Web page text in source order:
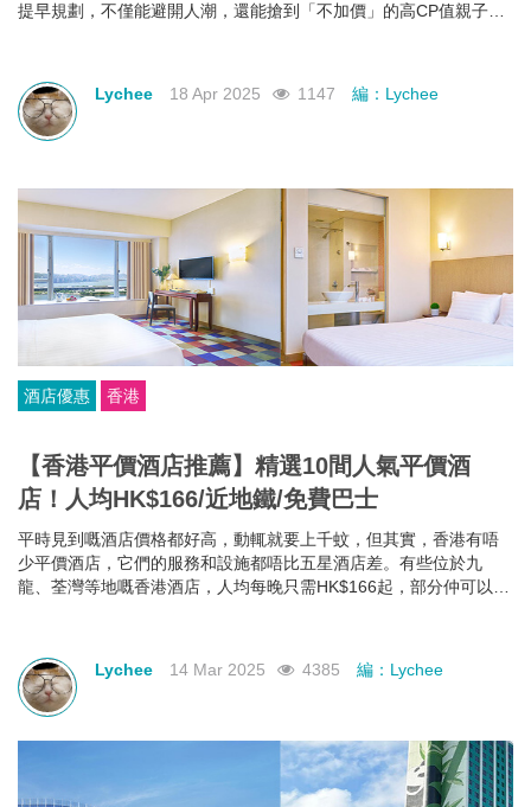
提早規劃，不僅能避開人潮，還能搶到「不加價」的高CP值親子酒
案尚未全面上架，但只要掌握好訂房時機，仍有機會撿到超值好
康！
Lychee 18 Apr 2025 1147 編：Lychee
酒店優惠 香港
【香港平價酒店推薦】精選10間人氣平價酒
店！人均HK$166/近地鐵/免費巴士
平時見到嘅酒店價格都好高，動輒就要上千蚊，但其實，香港有唔
少平價酒店，它們的服務和設施都唔比五星酒店差。有些位於九
龍、荃灣等地嘅香港酒店，人均每晚只需HK$166起，部分仲可以欣
Lychee
14 Mar 2025 4385 編：Lychee